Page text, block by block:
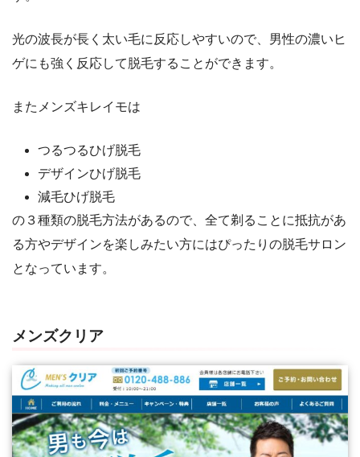
光の波長が長く太い毛に反応しやすいので、男性の濃いヒ
ゲにも強く反応して脱毛することができます。
またメンズキレイモは
つるつるひげ脱毛
デザインひげ脱毛
減毛ひげ脱毛
の３種類の脱毛方法があるので、全て剃ることに抵抗があ
る方やデザインを楽しみたい方にはぴったりの脱毛サロン
となっています。
メンズクリア